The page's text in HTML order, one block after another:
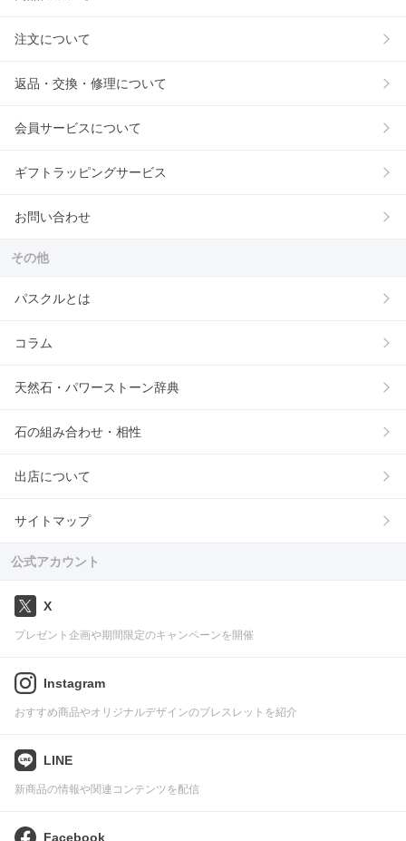
注文について
返品・交換・修理について
会員サービスについて
ギフトラッピングサービス
お問い合わせ
その他
パスクルとは
コラム
天然石・パワーストーン辞典
石の組み合わせ・相性
出店について
サイトマップ
公式アカウント
X
プレゼント企画や期間限定のキャンペーンを開催
Instagram
おすすめ商品やオリジナルデザインのブレスレットを紹介
LINE
新商品の情報や関連コンテンツを配信
Facebook